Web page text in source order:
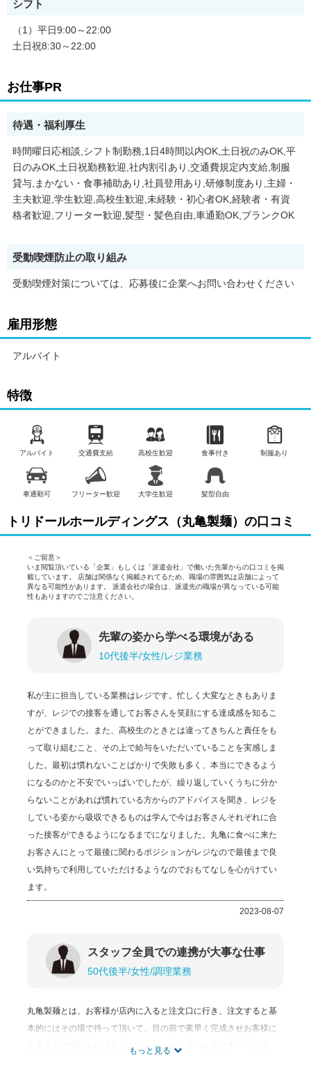
環境が魅力です。
仕事内容：
・レジ
・うどん・天ぷら・ご飯ものの調理 など
業務を細かく分けて分担することで、
仕組みになっています。
曜日や時間によって、様々なお客さまがいらっしゃいます。
それぞれに合ったコミュニケーションを学べます！
髪型・髪色自由！
で、
思います。
勤務地：
丸亀製麺札幌石山店
北海道札幌市南区石山1条7-8-3
★車・バイク通勤OK！ガソリン代も規定支給！
★自転車通勤も可！（駐輪場料金は自己負担、店にある場合は利
給与／勤務時間：
（1）平日9:00～22:00
土日祝8:30～22:00
通常時給：1100円～
3ヶ月以上
待遇・福利厚生・歓迎条件など：
時間曜日応相談、シフト制勤務、1日4時間以内OK、土日祝のみO
K、平日のみOK、土日祝勤務歓迎、社内割引あり、交通費規定内
支給、制服貸与、まかない・食事補助あり、社員登用あり、研修
由、車通勤OK、ブランクOK
①家族食堂制度
15歳以下のお子さまがいる従業員を対象に専用カードを支給！
お子さま1人あたり最大月1万円分がチャージされます。
（制度の詳細については面接時にご確認ください）
◆職場でお子さまの食事を見守れるので安心♪
②1食120円で800円分食べられるまかない有
◆ごはん代が浮いて家計にやさしい！
節約したい方や一人暮らしの方に嬉しい制度！
③お得な従業員割引有
トリドールグループ系列店で最大25％引き！
ご家族やご友人も一緒に利用できます！
◆お得に気になる店へ行けて、
思い立った時に外食を気軽に楽しめる特典です！
【他にも充実した待遇をご用意】
・交通費規定支給（月5万円迄）
・明確な昇給システム有！頑張りはしっかり評価します。
・髪型・髪色自由 ※詳細は面接時にご確認ください
・車・バイク通勤可（条件付）
・お友達紹介制度あり♪友人や家族を誘って一緒に店を盛り上げ
ましょう（詳細は面接時にご確認ください）
シフト
（1）平日9:00～22:00
土日祝8:30～22:00
お仕事PR
待遇・福利厚生
時間曜日応相談,シフト制勤務,1日4時間以内OK,土日祝のみOK,平
日のみOK,土日祝勤務歓迎,社内割引あり,交通費規定内支給,制服
貸与,まかない・食事補助あり,社員登用あり,研修制度あり,主婦・
主夫歓迎,学生歓迎,高校生歓迎,未経験・初心者OK,経験者・有資
格者歓迎,フリーター歓迎,髪型・髪色自由,車通勤OK,ブランクOK
受動喫煙防止の取り組み
受動喫煙対策については、応募後に企業へお問い合わせください
雇用形態
アルバイト
特徴
アルバイト 交通費支給 高校生歓迎 食事付き 制服あり
車通勤可 フリーター歓迎 大学生歓迎 髪型自由
トリドールホールディングス（丸亀製麺）の口コミ
＜ご留意＞
いま閲覧頂いている「企業」もしくは「派遣会社」で働いた先輩からの口コミを掲
載しています。 店舗は関係なく掲載されてるため、職場の雰囲気は店舗によって
異なる可能性があります。 派遣会社の場合は、派遣先の職場が異なっている可能
性もありますのでご注意ください。
先輩の姿から学べる環境がある
10代後半/女性/レジ業務
私が主に担当している業務はレジです。忙しく大変なときもありま
すが、レジでの接客を通してお客さんを笑顔にする達成感を知るこ
とができました。また、高校生のときとは違ってきちんと責任をも
って取り組むこと、その上で給与をいただいていることを実感しま
した。最初は慣れないことばかりで失敗も多く、本当にできるよう
になるのかと不安でいっぱいでしたが、繰り返していくうちに分か
らないことがあれば慣れている方からのアドバイスを聞き、レジを
している姿から吸収できるものは学んで今はお客さんそれぞれに合
った接客ができるようになるまでになりました。丸亀に食べに来た
お客さんにとって最後に関わるポジションがレジなので最後まで良
い気持ちで利用していただけるようなのでおもてなしを心がけてい
ます。
2023-08-07
もっと見る
スタッフ全員での連携が大事な仕事
50代後半/女性/調理業務
丸亀製麺とは、お客様が店内に入ると注文口に行き、注文すると基
本的にはその場で待って頂いて、目の前で素早く完成させお客様に
出来立ての商品を提供するといった、やり方のお店です。その為